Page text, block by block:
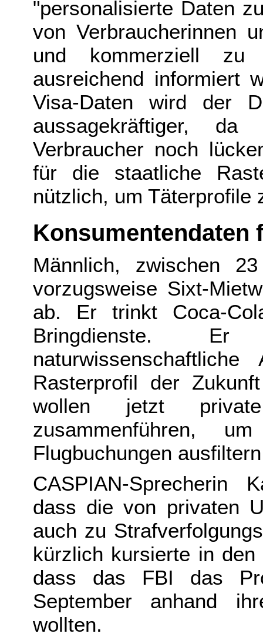
"personalisierte Daten
von Verbraucherinnen
und kommerziell
ausreichend informiert
Visa-Daten wird der
aussagekräftiger,
Verbraucher noch
für die staatliche
nützlich, um Täterprofile
Konsumentendaten
Männlich, zwischen
vorzugsweise Sixt-
ab. Er trinkt Coca-
Bringdienste.
Rasterprofil der
wollen jetzt
zusammenführen,
Flugbuchungen
CASPIAN-Sprecherin
dass die von privaten
auch zu
kürzlich kursierte in
dass das FBI das
September anhand
wollten.